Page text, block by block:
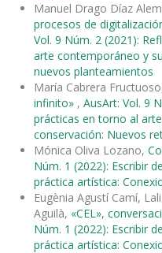
Manuel Drago Díaz
procesos de
Vol. 9 Núm. 2 (2021):
arte contemporáneo y
nuevos planteamientos
María Cabrera
infinito» , AusArt: Vol. 9
prácticas en torno al
conservación: Nuevos
Mónica Oliva Lozano,
Núm. 1 (2022): Escribir
práctica artística:
Eugènia Agustí Camí,
Aguilà, «CEL»,
Núm. 1 (2022): Escribir
práctica artística: